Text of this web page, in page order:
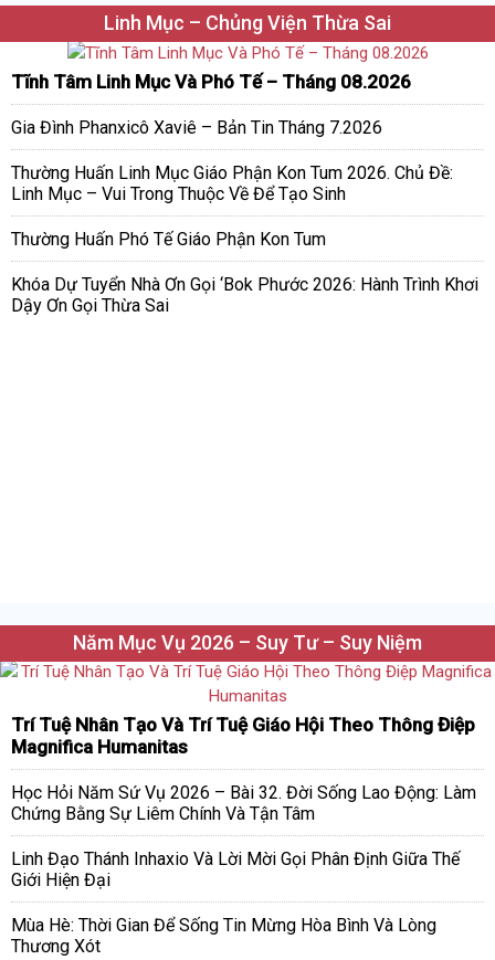
Linh Mục – Chủng Viện Thừa Sai
Tĩnh Tâm Linh Mục Và Phó Tế – Tháng 08.2026
Gia Đình Phanxicô Xaviê – Bản Tin Tháng 7.2026
Thường Huấn Linh Mục Giáo Phận Kon Tum 2026. Chủ Đề:
Linh Mục – Vui Trong Thuộc Về Để Tạo Sinh
Thường Huấn Phó Tế Giáo Phận Kon Tum
Khóa Dự Tuyển Nhà Ơn Gọi ‘Bok Phước 2026: Hành Trình Khơi
Dậy Ơn Gọi Thừa Sai
Năm Mục Vụ 2026 – Suy Tư – Suy Niệm
Trí Tuệ Nhân Tạo Và Trí Tuệ Giáo Hội Theo Thông Điệp
Magnifica Humanitas
Học Hỏi Năm Sứ Vụ 2026 – Bài 32. Đời Sống Lao Động: Làm
Chứng Bằng Sự Liêm Chính Và Tận Tâm
Linh Đạo Thánh Inhaxio Và Lời Mời Gọi Phân Định Giữa Thế
Giới Hiện Đại
Mùa Hè: Thời Gian Để Sống Tin Mừng Hòa Bình Và Lòng
Thương Xót